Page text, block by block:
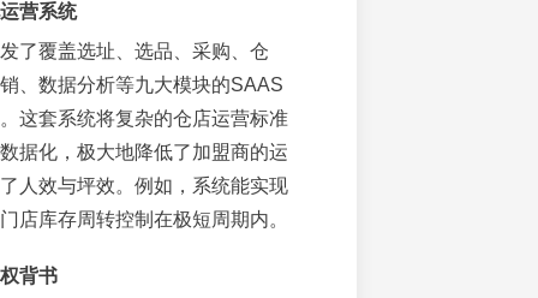
营系统
了覆盖选址、选品、采购、仓
、数据分析等九大模块的SAAS
这套系统将复杂的仓店运营标准
据化，极大地降低了加盟商的运
人效与坪效。例如，系统能实现
店库存周转控制在极短周期内。
背书